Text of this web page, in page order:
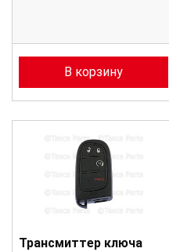
В корзину
Трансмиттер ключа